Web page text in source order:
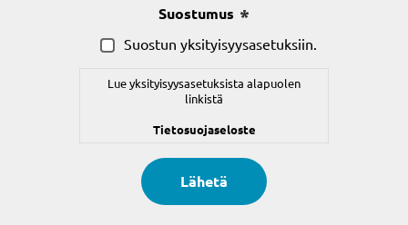
Suostumus
Suostun yksityisyysasetuksiin.
Lue yksityisyysasetuksista alapuolen
linkistä
Tietosuojaseloste